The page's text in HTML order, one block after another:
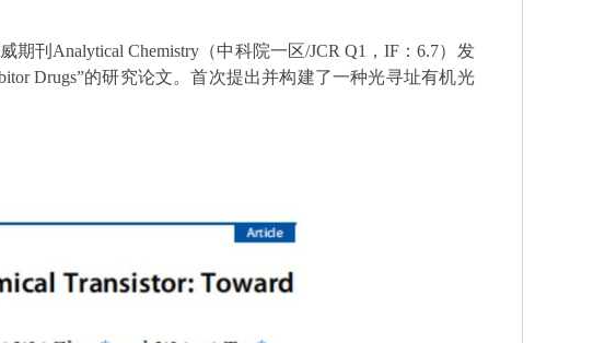
期刊 Analytical Chemistry （中科院一区/JCR Q1 ，IF ：6.7）发
Drugs”的研究论文。首次提出并构建了一种光寻址有机光